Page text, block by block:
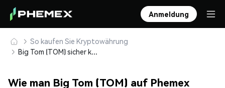
Anmeldung
So kaufen Sie Kryptowährung
Big Tom (TOM) sicher kaufen und speichern
Wie man Big Tom (TOM) auf Phemex